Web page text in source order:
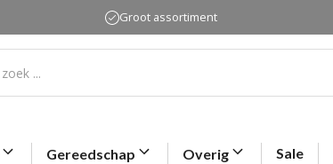
Groot assortiment
Gereedschap Overig Sale